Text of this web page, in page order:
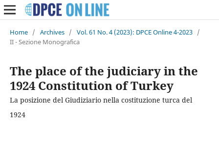
Home / Archives / Vol. 61 No. 4 (2023): DPCE Online 4-2023 /
II - Sezione Monografica
The place of the judiciary in the
1924 Constitution of Turkey
La posizione del Giudiziario nella costituzione turca del
1924